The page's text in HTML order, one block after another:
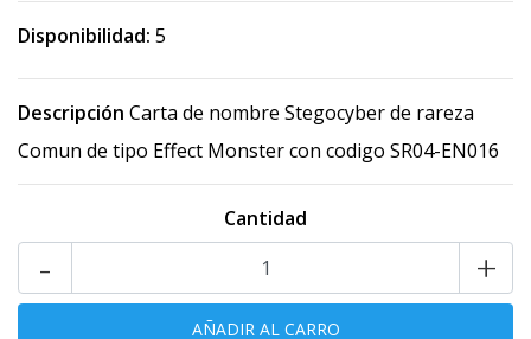
Disponibilidad: 5
Descripción Carta de nombre Stegocyber de rareza
Comun de tipo Effect Monster con codigo SR04-EN016
Cantidad
+
-